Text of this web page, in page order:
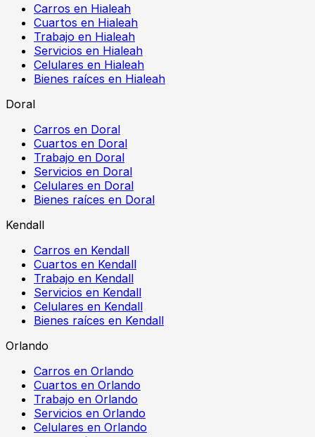
Carros en Hialeah
Cuartos en Hialeah
Trabajo en Hialeah
Servicios en Hialeah
Celulares en Hialeah
Bienes raíces en Hialeah
Doral
Carros en Doral
Cuartos en Doral
Trabajo en Doral
Servicios en Doral
Celulares en Doral
Bienes raíces en Doral
Kendall
Carros en Kendall
Cuartos en Kendall
Trabajo en Kendall
Servicios en Kendall
Celulares en Kendall
Bienes raíces en Kendall
Orlando
Carros en Orlando
Cuartos en Orlando
Trabajo en Orlando
Servicios en Orlando
Celulares en Orlando